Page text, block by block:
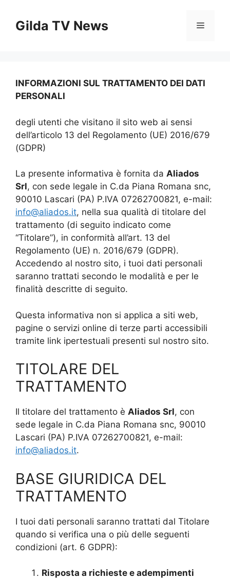
contenuto
Gilda TV News Menu
INFORMAZIONI SUL TRATTAMENTO DEI DATI
PERSONALI
degli utenti che visitano il sito web ai sensi
dell’articolo 13 del Regolamento (UE) 2016/679
(GDPR)
La presente informativa è fornita da Aliados
Srl, con sede legale in C.da Piana Romana snc,
90010 Lascari (PA) P.IVA 07262700821, e-mail:
info@aliados.it, nella sua qualità di titolare del
trattamento (di seguito indicato come
“Titolare”), in conformità all’art. 13 del
Regolamento (UE) n. 2016/679 (GDPR).
Accedendo al nostro sito, i tuoi dati personali
saranno trattati secondo le modalità e per le
finalità descritte di seguito.
Questa informativa non si applica a siti web,
pagine o servizi online di terze parti accessibili
tramite link ipertestuali presenti sul nostro sito.
TITOLARE DEL
TRATTAMENTO
Il titolare del trattamento è Aliados Srl, con
sede legale in C.da Piana Romana snc, 90010
Lascari (PA) P.IVA 07262700821, e-mail:
info@aliados.it.
BASE GIURIDICA DEL
TRATTAMENTO
I tuoi dati personali saranno trattati dal Titolare
quando si verifica una o più delle seguenti
condizioni (art. 6 GDPR):
Risposta a richieste e adempimenti